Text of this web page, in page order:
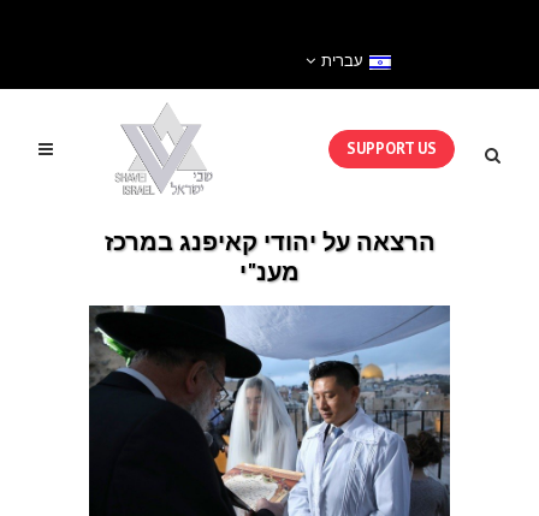
עברית
SUPPORT US
הרצאה על יהודי קאיפנג במרכז
מענ"י